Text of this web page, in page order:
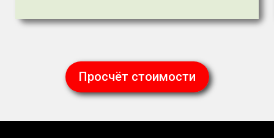
Просчёт стоимости